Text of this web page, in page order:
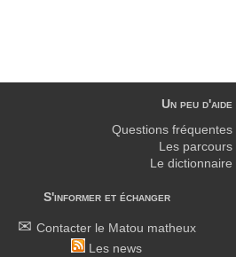
S'informer et échanger
Contacter le Matou matheux
Les news
Un peu d'aide
Questions fréquentes
Les parcours
Le dictionnaire